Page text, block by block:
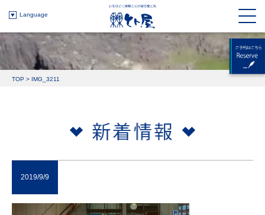
Language
TOP > IMG_3211
2019/9/9